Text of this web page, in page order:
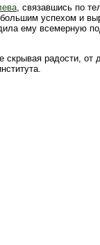
, связавшись по
большим успехом и
ему всемерную
радости, от